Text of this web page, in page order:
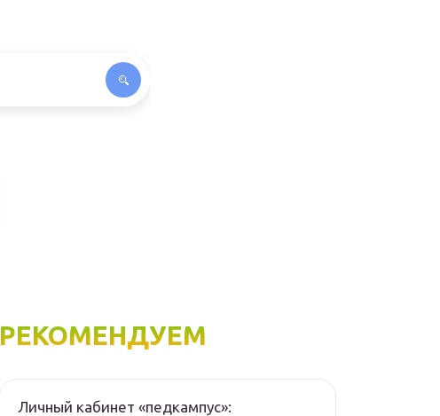
РЕКОМЕНДУЕМ
Личный кабинет «педкампус»: